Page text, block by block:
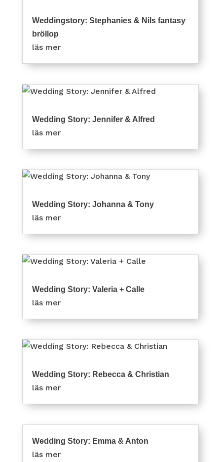
Weddingstory: Stephanies & Nils fantasy
bröllop
läs mer
Wedding Story: Jennifer & Alfred
läs mer
Wedding Story: Johanna & Tony
läs mer
Wedding Story: Valeria + Calle
läs mer
Wedding Story: Rebecca & Christian
läs mer
Wedding Story: Emma & Anton
läs mer